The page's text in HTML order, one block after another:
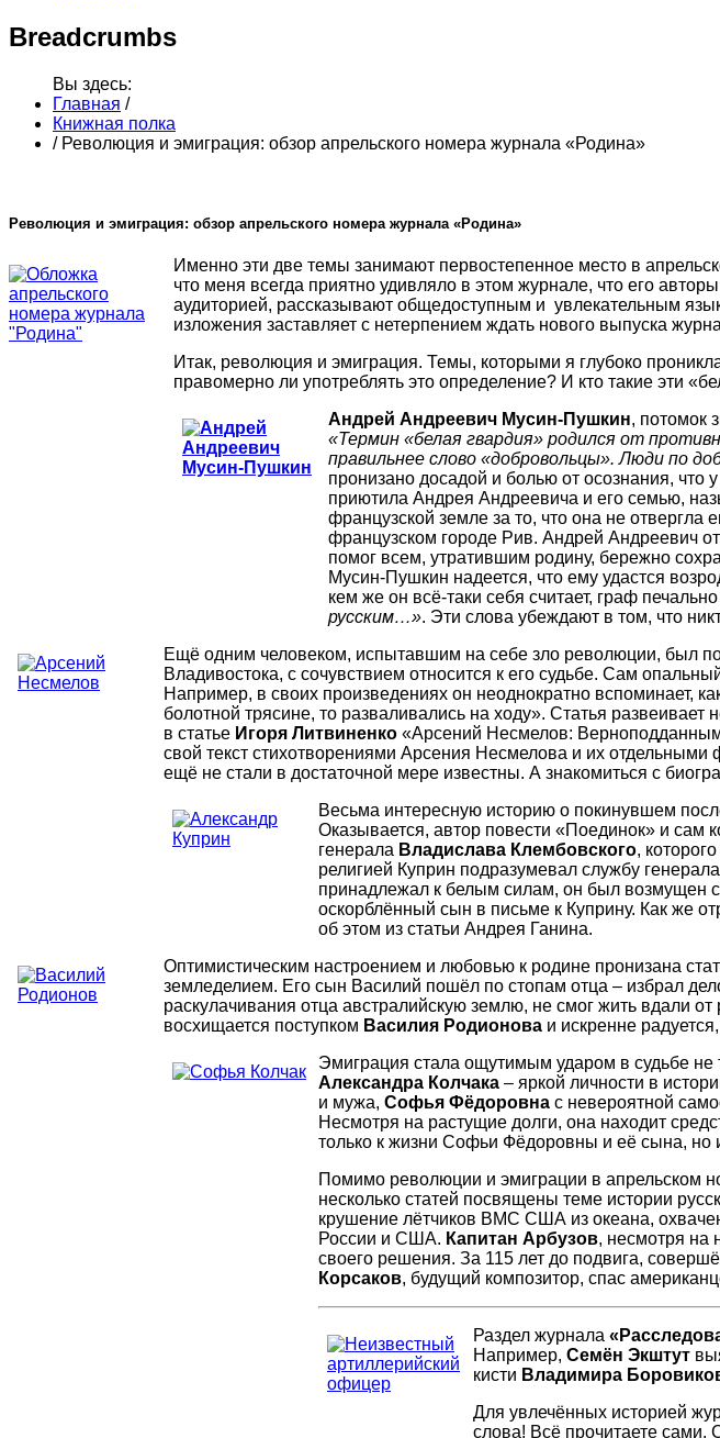
Breadcrumbs
Вы здесь:
Главная /
Книжная полка
/ Революция и эмиграция: обзор апрельского номера журнала «Родина»
Революция и эмиграция: обзор апрельского номера журнала «Родина»
Именно эти две темы занимают первостепенное место в
что меня всегда приятно удивляло в этом журнале, что его
аудиторией, рассказывают общедоступным и увлекательным
изложения заставляет с нетерпением ждать нового выпуска
Итак, революция и эмиграция. Темы, которыми я глубоко
правомерно ли употреблять это определение? И кто такие эти
Андрей Андреевич Мусин-Пушкин, потомок
«Термин «белая гвардия» родился от
правильнее слово «добровольцы». Люди по
пронизано досадой и болью от осознания, что
приютила Андрея Андреевича и его семью,
французской земле за то, что она не отвергла
французском городе Рив. Андрей Андреевич
помог всем, утратившим родину, бережно
Мусин-Пушкин надеется, что ему удастся
кем же он всё-таки себя считает, граф печально
русским…». Эти слова убеждают в том, что
Ещё одним человеком, испытавшим на себе зло революции, был
Владивостока, с сочувствием относится к его судьбе. Сам
Например, в своих произведениях он неоднократно вспоминает,
болотной трясине, то разваливались на ходу». Статья
в статье Игоря Литвиненко «Арсений Несмелов:
свой текст стихотворениями Арсения Несмелова и их
ещё не стали в достаточной мере известны. А знакомиться с
Весьма интересную историю о покинувшем
Оказывается, автор повести «Поединок» и сам
генерала Владислава Клембовского,
религией Куприн подразумевал службу
принадлежал к белым силам, он был возмущен
оскорблённый сын в письме к Куприну. Как же
об этом из статьи Андрея Ганина.
Оптимистическим настроением и любовью к родине пронизана
земледелием. Его сын Василий пошёл по стопам отца – избрал
раскулачивания отца австралийскую землю, не смог жить вдали
восхищается поступком Василия Родионова и искренне
Эмиграция стала ощутимым ударом в судьбе не
Александра Колчака – яркой личности в
и мужа, Софья Фёдоровна с невероятной
Несмотря на растущие долги, она находит
только к жизни Софьи Фёдоровны и её сына, но
Помимо революции и эмиграции в апрельском
несколько статей посвящены теме истории
крушение лётчиков ВМС США из океана,
России и США. Капитан Арбузов, несмотря на
своего решения. За 115 лет до подвига,
Корсаков, будущий композитор, спас
Раздел журнала
Например, Семён Экштут
кисти Владимира
Для увлечённых историей
слова! Всё прочитаете сами.